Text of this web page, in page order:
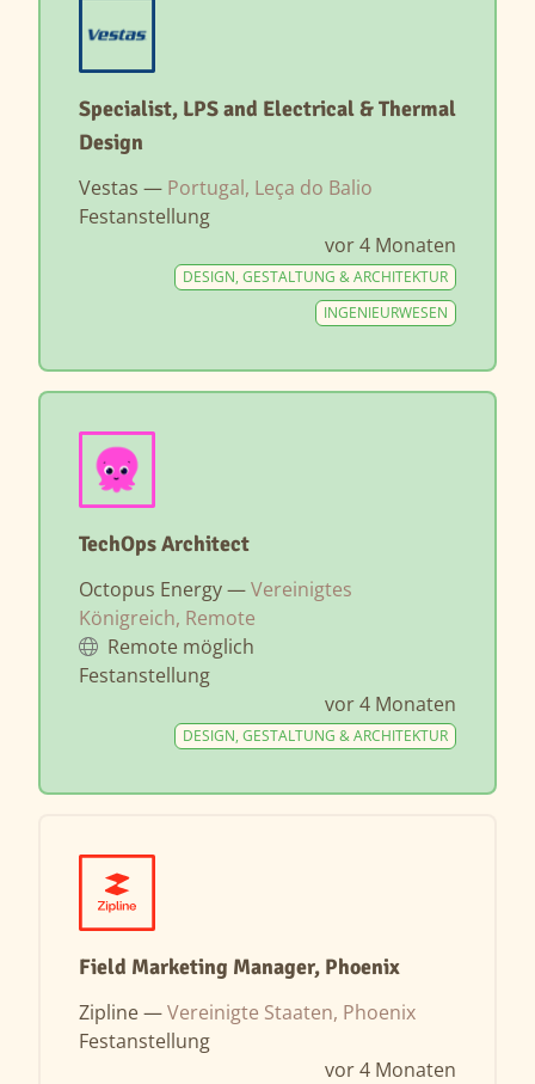
Specialist, LPS and Electrical & Thermal
Design
Vestas — Portugal, Leça do Balio
Festanstellung
vor 4 Monaten
DESIGN, GESTALTUNG & ARCHITEKTUR
INGENIEURWESEN
TechOps Architect
Octopus Energy —Vereinigtes
Königreich, Remote
Remote möglich
Festanstellung
vor 4 Monaten
DESIGN, GESTALTUNG & ARCHITEKTUR
Field Marketing Manager, Phoenix
Zipline —Vereinigte Staaten, Phoenix
Festanstellung
vor 4 Monaten